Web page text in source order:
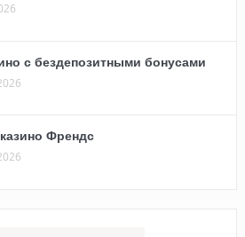
с бездепозитными бонусами
Френдс